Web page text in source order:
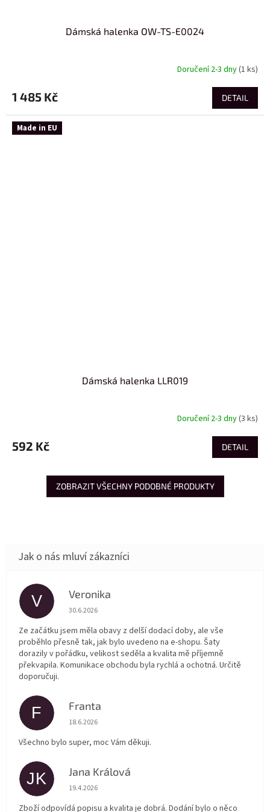
Dámská halenka OW-TS-E0024
Doručení 2-3 dny(1 ks)
1 485 Kč DETAIL
Made in EU
Dámská halenka LLR019
Doručení 2-3 dny(3 ks)
592 Kč DETAIL
ZOBRAZIT VŠECHNY PODOBNÉ PRODUKTY
V Veronika
Hodnocení obchodu je 5 z 5 hvězdiček.
30.6.2026
Ze začátku jsem měla obavy z delší dodací doby, ale vše
proběhlo přesně tak, jak bylo uvedeno na e-shopu. Šaty
dorazily v pořádku, velikost seděla a kvalita mě příjemně
překvapila. Komunikace obchodu byla rychlá a ochotná. Určitě
doporučuji.
F Franta
Hodnocení obchodu je 5 z 5 hvězdiček.
18.6.2026
Všechno bylo super, moc Vám děkuji.
JK Jana Králová
Hodnocení obchodu je 5 z 5 hvězdiček.
19.4.2026
Zboží odpovídá popisu a kvalita je dobrá. Dodání bylo o něco